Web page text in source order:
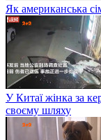
Як американська
У Китаї жінка за
своєму шляху